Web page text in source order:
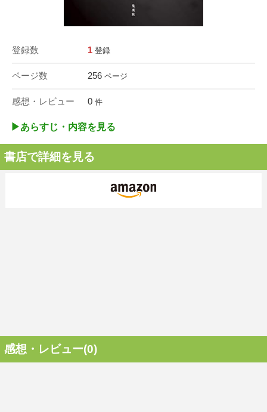
登録数 1 登録
ページ数 256 ページ
感想・レビュー 0 件
▶︎あらすじ・内容を見る
書店で詳細を見る
感想・レビュー(0)